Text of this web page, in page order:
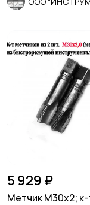
5 929 ₽
Метчик М30х2; к-